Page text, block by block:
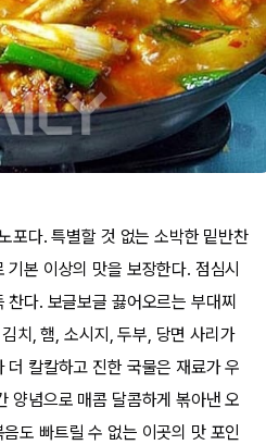
포다. 특별할 것 없는 소박한 밑반찬
본 이상의 맛을 보장한다. 점심시
다. 보글보글 끓어오르는 부대찌
치, 햄, 소시지, 두부, 당면 사리가
더 칼칼하고 진한 국물은 재료가 우
양념으로 매콤 달콤하게 볶아낸 오
도 빠트릴 수 없는 이곳의 맛 포인